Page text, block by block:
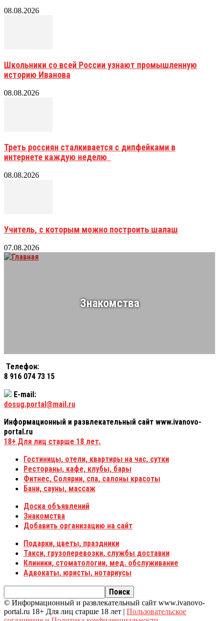
08.08.2026
Школьники со всей России узнают промышленную
историю Иванова
08.08.2026
Треть россиян сталкивается с дипфейками в
интернете каждую неделю
08.08.2026
Учитель, с которым можно построить шалаш
07.08.2026
Знакомства
Телефон:
8 916 074 73 15
E-mail:
dosug.portal@mail.ru
Информационный и развлекательный сайт www.ivanovo-
portal.ru
18+ Для лиц старше 18 лет.
Гостиницы, отели, квартиры на час, сутки
Рестораны, кафе, клубы, бары
Фитнес, Солярии, спа, салоны красоты
Бани, сауны, массаж
Доска объявлений
Знакомства
Добавить организацию на сайт
Подарки, цветы, праздники
Такси, грузоперевозки, службы доставки
Клиники, стоматологии, мед. обслуживание
Адвокаты, юристы, нотариусы
© Информационный и развлекательный сайт www.ivanovo-
portal.ru 18+ Для лиц старше 18 лет | Пользовательское